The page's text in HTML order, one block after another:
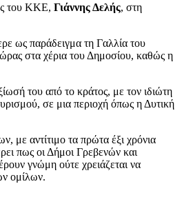
του ΚΚΕ, Γιάννης Δελής, στη
ως παράδειγμα τη Γαλλία του
στα χέρια του Δημοσίου, καθώς η
του από το κράτος, με τον ιδιώτη
σε μια περιοχή όπως η Δυτική
με αντίτιμο τα πρώτα έξι χρόνια
πως οι Δήμοι Γρεβενών και
γνώμη ούτε χρειάζεται να
ομίλων.